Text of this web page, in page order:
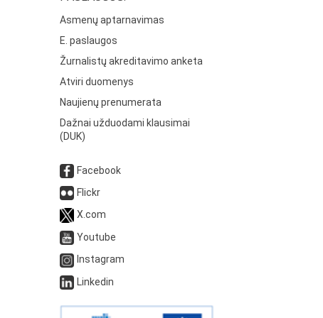
Asmenų aptarnavimas
E. paslaugos
Žurnalistų akreditavimo anketa
Atviri duomenys
Naujienų prenumerata
Dažnai užduodami klausimai
(DUK)
Facebook
Flickr
X.com
Youtube
Instagram
Linkedin